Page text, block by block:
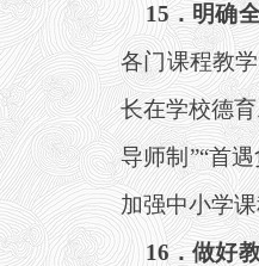
15．明确
各门课程教
长在学校德
导师制”“首
加强中小学
16．做好